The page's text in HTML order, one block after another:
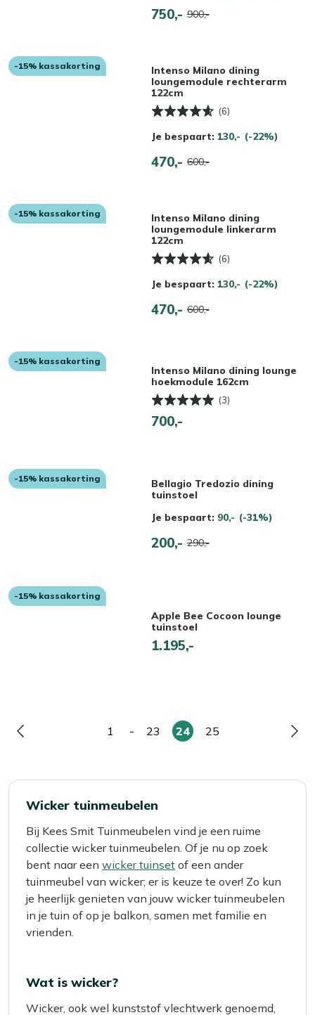
750,- 900,-
-15% kassakorting
Intenso Milano dining
loungemodule rechterarm
122cm
(6)
Je bespaart: 130,- (-22%)
470,- 600,-
-15% kassakorting
Intenso Milano dining
loungemodule linkerarm
122cm
(6)
Je bespaart: 130,- (-22%)
470,- 600,-
-15% kassakorting
Intenso Milano dining lounge
hoekmodule 162cm
(3)
700,-
-15% kassakorting
Bellagio Tredozio dining
tuinstoel
Je bespaart: 90,- (-31%)
200,- 290,-
-15% kassakorting
Apple Bee Cocoon lounge
tuinstoel
1.195,-
Pagina Pagina
1 -
Pagina
23
U
24
Pagina
25
Wicker tuinmeubelen
Bij Kees Smit Tuinmeubelen vind je een ruime
collectie wicker tuinmeubelen. Of je nu op zoek
bent naar een wicker tuinset of een ander
tuinmeubel van wicker; er is keuze te over! Zo kun
je heerlijk genieten van jouw wicker tuinmeubelen
in je tuin of op je balkon, samen met familie en
vrienden.
Wat is wicker?
Wicker, ook wel kunststof vlechtwerk genoemd,